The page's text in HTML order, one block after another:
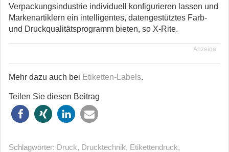
Verpackungsindustrie individuell konfigurieren lassen und
Markenartiklern ein intelligentes, datengestütztes Farb-
und Druckqualitätsprogramm bieten, so X-Rite.
Anzeige
Mehr dazu auch bei Etiketten-Labels.
Teilen Sie diesen Beitrag
Schlagwörter: Druck, Drucktechnik, Etikettendruck,